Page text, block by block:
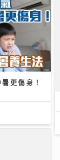
更傷身！